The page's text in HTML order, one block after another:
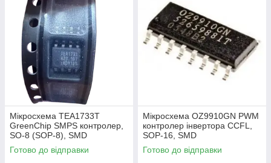
Мікросхема TEA1733T
GreenChip SMPS контролер,
SO-8 (SOP-8), SMD
Готово до відправки
Мікросхема OZ9910GN PWM
контролер інвертора CCFL,
SOP-16, SMD
Готово до відправки